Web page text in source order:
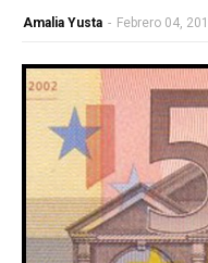
Amalia Yusta - Febrero 04,